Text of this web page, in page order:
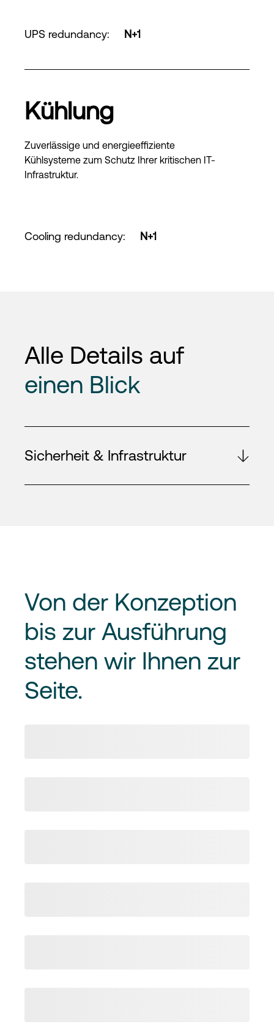
UPS redundancy: N+1
Kühlung
Zuverlässige und energieeffiziente
Kühlsysteme zum Schutz Ihrer kritischen IT-
Infrastruktur.
Cooling redundancy: N+1
Alle Details auf
einen Blick
Sicherheit & Infrastruktur
Von der Konzeption
bis zur Ausführung
stehen wir Ihnen zur
Seite.